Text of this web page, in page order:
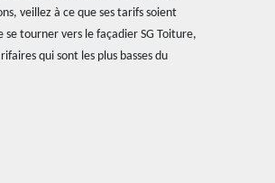
veillez à ce que ses tarifs soient
tourner vers le façadier SG Toiture,
qui sont les plus basses du